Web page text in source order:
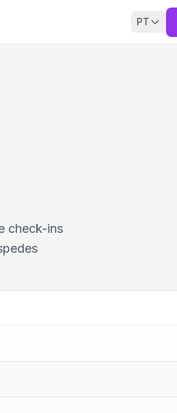
PT
check-ins